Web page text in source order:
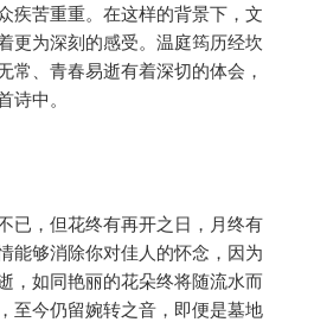
疾苦重重。在这样的背景下，文
更为深刻的感受。温庭筠历经坎
常、青春易逝有着深切的体会，
中。
已，但花终有再开之日，月终有
能够消除你对佳人的怀念，因为
，如同艳丽的花朵终将随流水而
至今仍留婉转之音，即便是墓地